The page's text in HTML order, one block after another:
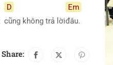
D
cũng không trả lời
Em
đâu.
Share: